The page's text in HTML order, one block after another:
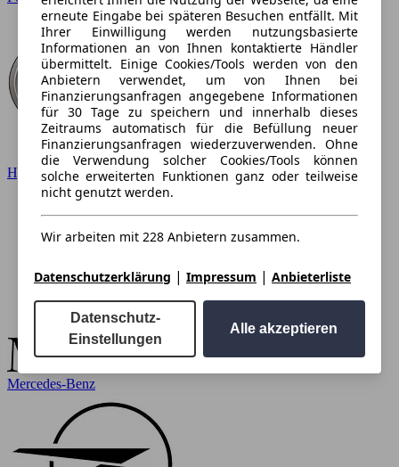
Hyundai
Mercedes-Benz
erneute Eingabe bei späteren Besuchen entfällt. Mit
Ihrer Einwilligung werden nutzungsbasierte
Informationen an von Ihnen kontaktierte Händler
übermittelt. Einige Cookies/Tools werden von den
Anbietern verwendet, um von Ihnen bei
Finanzierungsanfragen angegebene Informationen
für 30 Tage zu speichern und innerhalb dieses
Zeitraums automatisch für die Befüllung neuer
Finanzierungsanfragen wiederzuverwenden. Ohne
die Verwendung solcher Cookies/Tools können
solche erweiterten Funktionen ganz oder teilweise
nicht genutzt werden.
Wir arbeiten mit 228 Anbietern zusammen.
Datenschutzerklärung | Impressum | Anbieterliste
Datenschutz-
Einstellungen
Alle akzeptieren